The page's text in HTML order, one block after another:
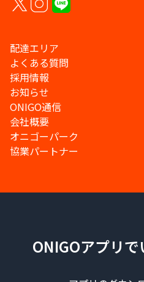
配達エリア
よくある質問
採用情報
お知らせ
ONIGO通信
会社概要
オニゴーパーク
協業パートナー
ONIGOアプリ